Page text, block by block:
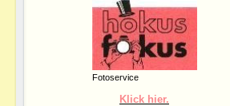
Fotoservice
Klick hier.